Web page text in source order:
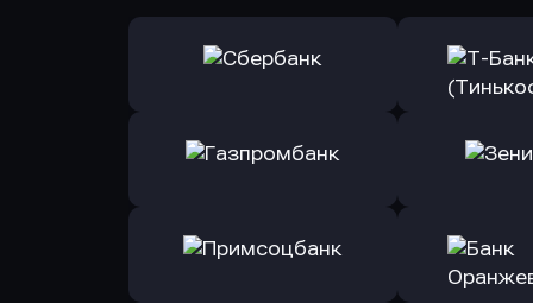
Оправить заявку
Оправить заявку
в